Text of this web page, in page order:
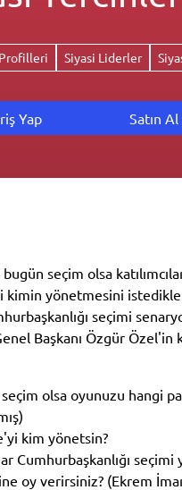
Siyasi Liderler
Yap Satın Al
seçim olsa
kimin yönetmesini
seçimi
Başkanı Özgür
olsa oyunuzu hangi
kim yönetsin?
Cumhurbaşkanlığı seçimi
oy verirsiniz? (Ekrem